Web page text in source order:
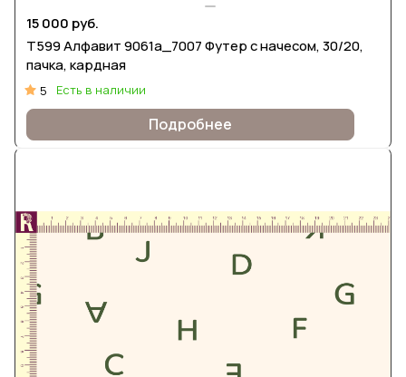
15 000 руб.
Т599 Алфавит 9061а_7007 Футер с начесом, 30/20,
пачка, кардная
5 Есть в наличии
Подробнее